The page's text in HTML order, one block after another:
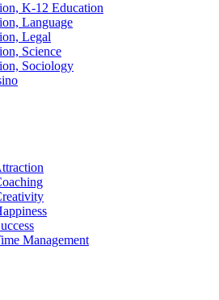
K-12 Education
Language
Legal
Science
Sociology
Management